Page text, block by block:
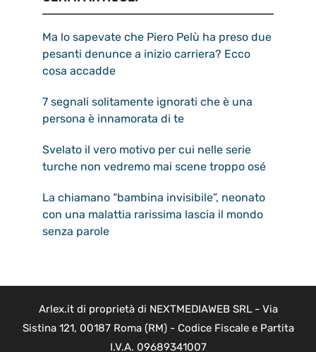
Ma lo sapevate che Piero Pelù ha preso due
pesanti denunce a inizio carriera? Ecco
cosa accadde
7 segnali solitamente ignorati che è una
persona è innamorata di te
Svelato il vero motivo per cui nelle serie
turche non vedremo mai scene troppo osé
La chiamano “bambina invisibile”, neonato
con una malattia rarissima lascia il mondo
senza parole
Arlex.it di proprietà di NEXTMEDIAWEB SRL - Via
Sistina 121, 00187 Roma (RM) - Codice Fiscale e Partita
I.V.A. 09689341007